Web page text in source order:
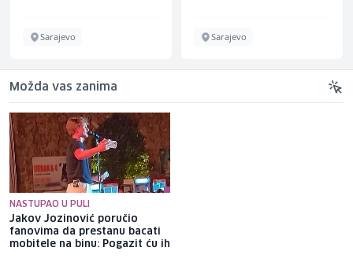
Sarajevo Sarajevo
Možda vas zanima
NASTUPAO U PULI
Jakov Jozinović poručio
fanovima da prestanu bacati
mobitele na binu: Pogazit ću ih